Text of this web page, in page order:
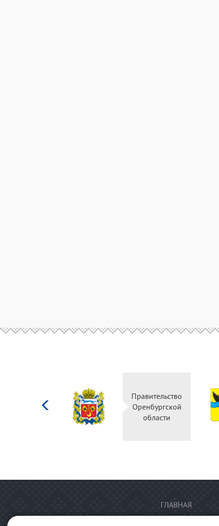
Правительство
Оренбургской
области
ГЛАВНАЯ